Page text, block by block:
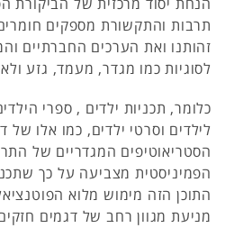
תרבות והתקשורת מספקים
זהותנו ואת הערכים החברתיים
לסוגיות כמו מגדר, מעמד, גזע
כלומר, תכניות ילדים , ספרי
לילדים וסרטי ילדים, כמו אלו
הסטריאוטיפים המגדריים של
הפמיניסטית מצביעה על כך
התוכן הזה מימוש מלוא
מניעת מגוון רחב של דגמים